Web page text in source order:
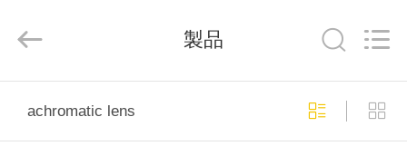
2025
Wuhan
Co.,Ltd.
Reserved.
製品
achromatic lens